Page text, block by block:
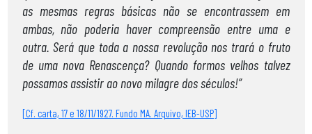
as mesmas regras básicas não se encontrassem em
ambas, não poderia haver compreensão entre uma e
outra. Será que toda a nossa revolução nos trará o fruto
de uma nova Renascença? Quando formos velhos talvez
possamos assistir ao novo milagre dos séculos!”
[Cf. carta, 17 e 18/11/1927. Fundo MA. Arquivo, IEB-USP]